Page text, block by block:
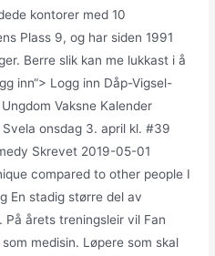
kontorer med 10
Plass 9, og har siden 1991
Berre slik kan me lukkast i å
inn“> Logg inn Dåp-Vigsel-
Vaksne Kalender
onsdag 3. april kl. #39
Skrevet 2019-05-01
compared to other people I
En stadig større del av
På årets treningsleir vil Fan
medisin. Løpere som skal